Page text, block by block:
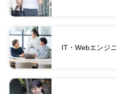
IT・Webエンジ